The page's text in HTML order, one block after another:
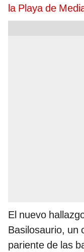
la Playa de
El nuevo
Basilosaurio, un
pariente de las